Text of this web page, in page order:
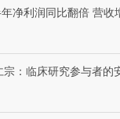
净利润同比翻倍 营收
宗：临床研究参与者的